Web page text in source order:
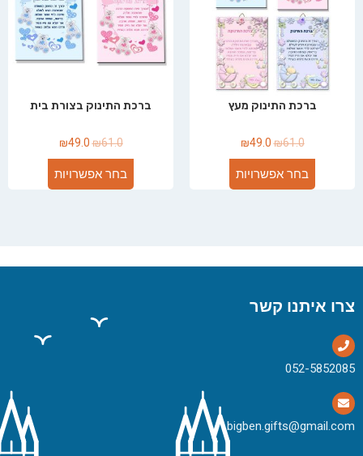
ברכת התינוק מעץ
₪61.0
₪49.0
בחר אפשרויות
ברכת התינוק בצורת בית
₪61.0
₪49.0
בחר אפשרויות
צרו איתנו קשר
bigben.gifts@gmail.com